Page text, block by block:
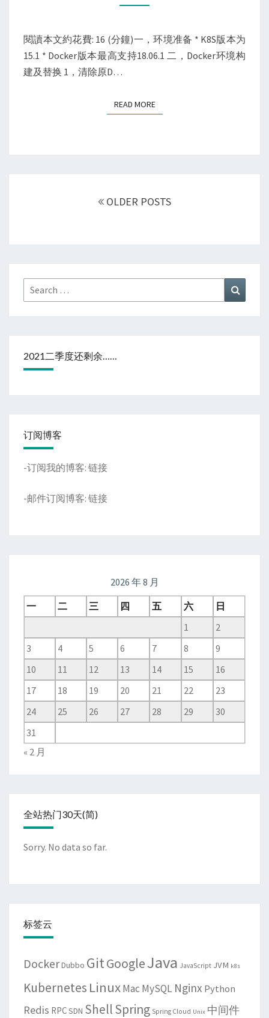
建：
于
KUBEADM
閱讀本文約花費: 16 (分鐘)一，环境准备 * K8S版本为
15.1 * Docker版本最高支持18.06.1 二，Docker环境构
建及替换 1，清除原D…
READ MOREREAD MORE
OLDER POSTS
Search
for:
2021二季度还剩余……
订阅博客
-订阅我的博客: 链接
-邮件订阅博客: 链接
2026 年 8 月
一
二 三 四 五 六
日
1
2
3
4 5 6 7 8
9
10
11 12 13 14 15
16
17
18 19 20 21 22
23
24
25 26 27 28 29
30
31
« 2 月
全站热门30天(简)
Sorry. No data so far.
标签云
DockerDubbo GitGoogleJava JavaScript JVM k8s
Kubernetes LinuxMac MySQL Nginx Python
Redis RPCSDN ShellSpring Spring Cloud Unix 中间件